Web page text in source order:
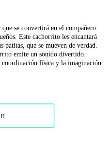
se convertirá en el compañero
Este cachorrito les encantará
patitas, que se mueven de verdad.
emite un sonido divertido.
física y la imaginación